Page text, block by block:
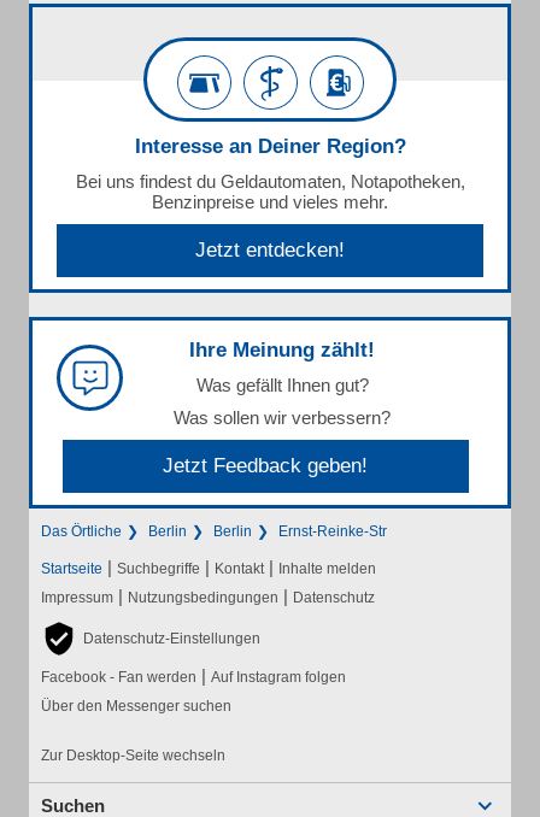
Interesse an Deiner Region?
Bei uns findest du Geldautomaten, Notapotheken,
Benzinpreise und vieles mehr.
Jetzt entdecken!
Ihre Meinung zählt!
Was gefällt Ihnen gut?
Was sollen wir verbessern?
Jetzt Feedback geben!
Das Örtliche Berlin Berlin Ernst-Reinke-Str
Startseite | Suchbegriffe | Kontakt | Inhalte melden
Impressum | Nutzungsbedingungen | Datenschutz
Datenschutz-Einstellungen
Facebook - Fan werden | Auf Instagram folgen
Über den Messenger suchen
Zur Desktop-Seite wechseln
Suchen